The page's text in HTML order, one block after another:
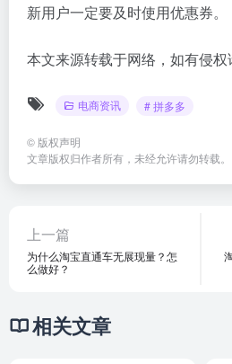
新用户一定要及时使用优惠券。
本文来源转载于网络，如有侵权
电商资讯 # 拼多多
© 版权声明
文章版权归作者所有，未经允许请勿转载。
上一篇
为什么淘宝直通车无展现量？怎
么做好？
相关文章